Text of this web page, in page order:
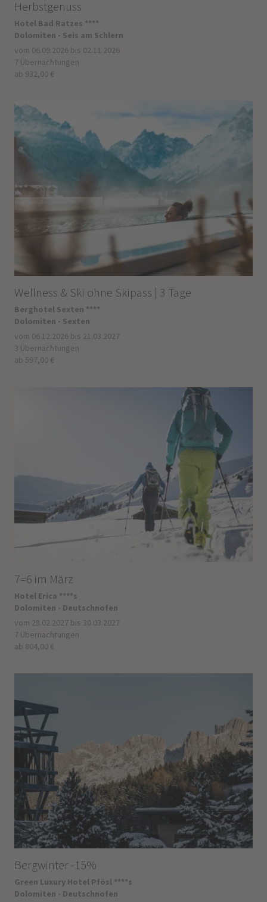
Herbstgenuss
Hotel Bad Ratzes ****
Dolomiten - Seis am Schlern
vom 06.09.2026 bis 02.11.2026
7 Übernachtungen
ab 932,00 €
Wellness & Ski ohne Skipass | 3 Tage
Berghotel Sexten ****
Dolomiten - Sexten
vom 06.12.2026 bis 21.03.2027
3 Übernachtungen
ab 597,00 €
7=6 im März
Hotel Erica ****s
Dolomiten - Deutschnofen
vom 28.02.2027 bis 30.03.2027
7 Übernachtungen
ab 804,00 €
Bergwinter -15%
Green Luxury Hotel Pfösl ****s
Dolomiten - Deutschnofen